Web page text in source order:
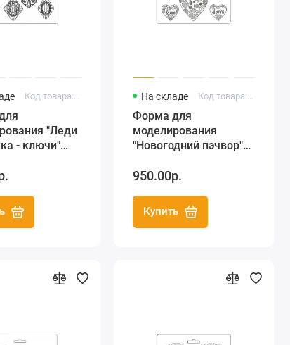
Код товара: K3PTA485
"Леди
- ключи"
На складе Код товара: K3PTA4501
Форма для
моделирования
"Новогодний пэчвор"
950.00р.
Купить